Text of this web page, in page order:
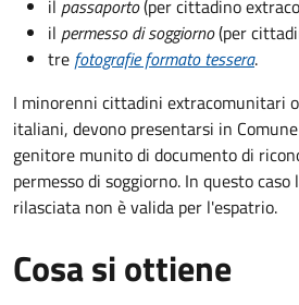
il passaporto(per cittadino
il permesso di soggiorno(per
tre fotografie formato tessera.
I minorenni cittadini extracomunitari
italiani, devono presentarsi in
genitore munito di documento di
permesso di soggiorno. In questo
rilasciata non è valida per l'espatrio.
Cosa si ottiene